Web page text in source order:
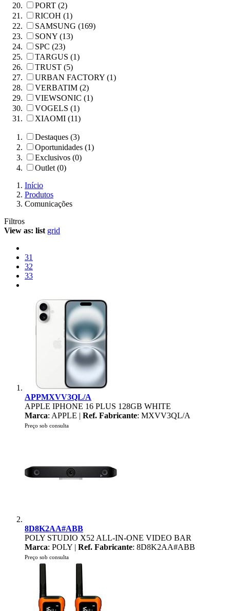
PORT (2)
RICOH (1)
SAMSUNG (169)
SONY (13)
SPC (23)
TARGUS (1)
TRUST (5)
URBAN FACTORY (1)
VERBATIM (2)
VIEWSONIC (1)
VOGELS (1)
XIAOMI (11)
Destaques (3)
Oportunidades (1)
Exclusivos (0)
Outlet (0)
Início
Produtos
Comunicações
Filtros
View as: list grid
31
32
33
APPMXVV3QL/A
APPLE IPHONE 16 PLUS 128GB WHITE
Marca: APPLE | Ref. Fabricante: MXVV3QL/A
Preço sob consulta
8D8K2AA#ABB
POLY STUDIO X52 ALL-IN-ONE VIDEO BAR
Marca: POLY | Ref. Fabricante: 8D8K2AA#ABB
Preço sob consulta